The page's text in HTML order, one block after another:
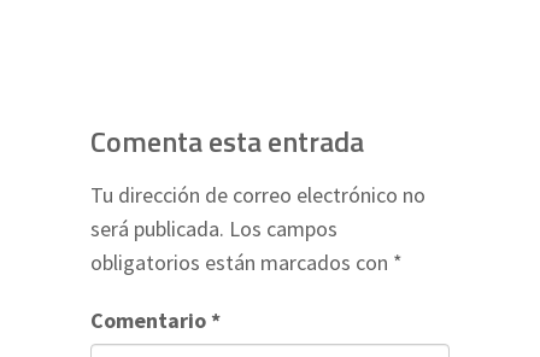
Comenta esta entrada
Tu dirección de correo electrónico no
será publicada. Los campos
obligatorios están marcados con *
Comentario*